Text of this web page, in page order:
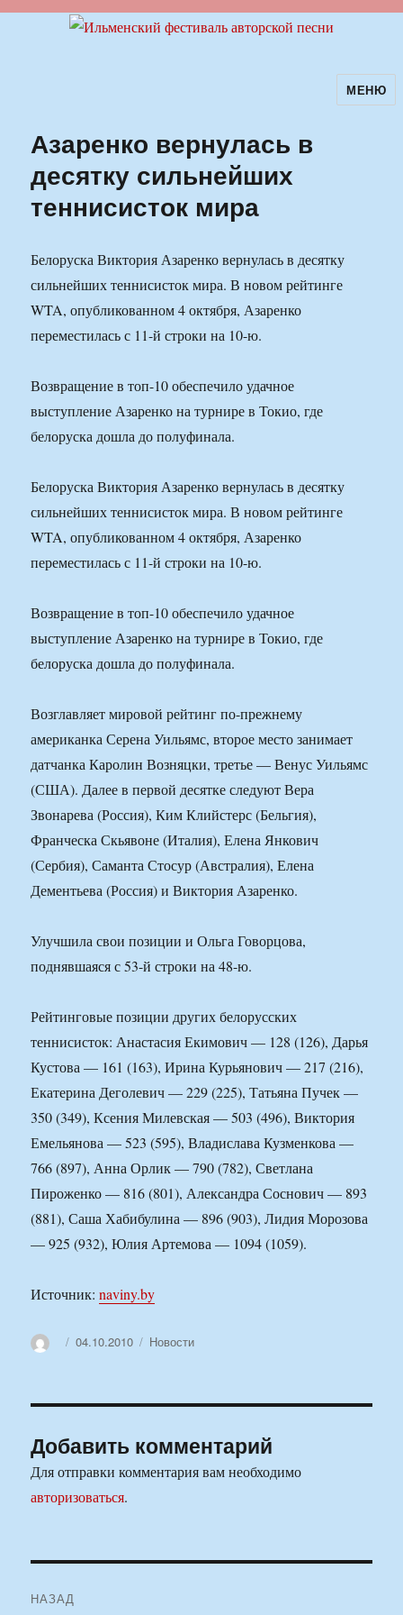
Ильменский фестиваль авторскойМЕНЮ
Азаренко вернулась в
десятку сильнейших
теннисисток мира
Белоруска Виктория Азаренко вернулась в десятку
сильнейших теннисисток мира. В новом рейтинге
WTA, опубликованном 4 октября, Азаренко
переместилась с 11-й строки на 10-ю.
Возвращение в топ-10 обеспечило удачное
выступление Азаренко на турнире в Токио, где
белоруска дошла до полуфинала.
Белоруска Виктория Азаренко вернулась в десятку
сильнейших теннисисток мира. В новом рейтинге
WTA, опубликованном 4 октября, Азаренко
переместилась с 11-й строки на 10-ю.
Возвращение в топ-10 обеспечило удачное
выступление Азаренко на турнире в Токио, где
белоруска дошла до полуфинала.
Возглавляет мировой рейтинг по-прежнему
американка Серена Уильямс, второе место занимает
датчанка Каролин Возняцки, третье — Венус Уильямс
(США). Далее в первой десятке следуют Вера
Звонарева (Россия), Ким Клийстерс (Бельгия),
Франческа Скьявоне (Италия), Елена Янкович
(Сербия), Саманта Стосур (Австралия), Елена
Дементьева (Россия) и Виктория Азаренко.
Улучшила свои позиции и Ольга Говорцова,
поднявшаяся с 53-й строки на 48-ю.
Рейтинговые позиции других белорусских
теннисисток: Анастасия Екимович — 128 (126), Дарья
Кустова — 161 (163), Ирина Курьянович — 217 (216),
Екатерина Деголевич — 229 (225), Татьяна Пучек —
350 (349), Ксения Милевская — 503 (496), Виктория
Емельянова — 523 (595), Владислава Кузменкова —
766 (897), Анна Орлик — 790 (782), Светлана
Пироженко — 816 (801), Александра Соснович — 893
(881), Саша Хабибулина — 896 (903), Лидия Морозова
— 925 (932), Юлия Артемова — 1094 (1059).
Источник:naviny.by
АвторОпубликовано
04.10.2010 Рубрики
Новости
Добавить комментарий
Для отправки комментария вам необходимо
авторизоваться.
НАЗАД